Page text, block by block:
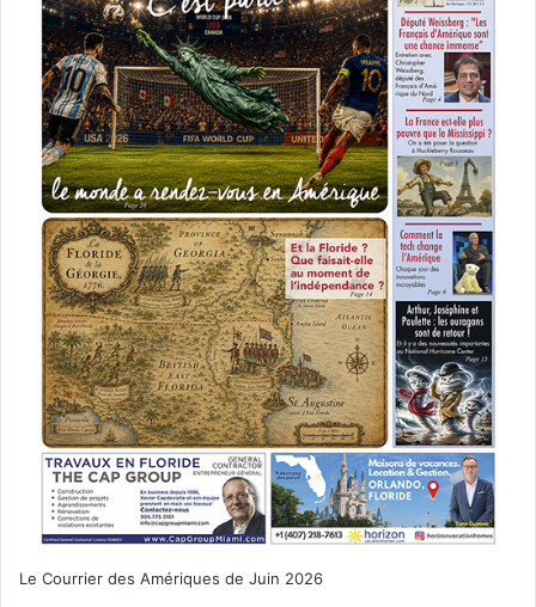
Le Courrier des Amériques de Juin 2026